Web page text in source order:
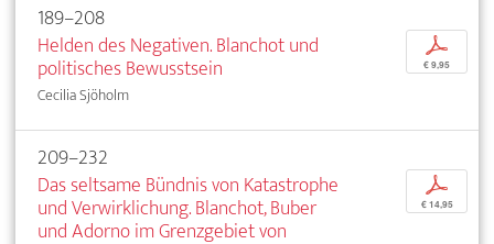
189–208
Helden des Negativen. Blanchot und
politisches Bewusstsein
Cecilia Sjöholm
p
€ 9,95
209–232
Das seltsame Bündnis von Katastrophe
und Verwirklichung. Blanchot, Buber
und Adorno im Grenzgebiet von
p
€ 14,95